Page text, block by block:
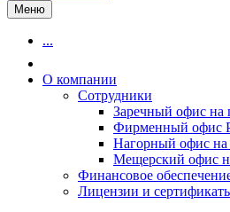
Меню
...
О компании
Сотрудники
Заречный офис на
Фирменный офис
Нагорный офис на
Мещерский офис
Финансовое
Лицензии и